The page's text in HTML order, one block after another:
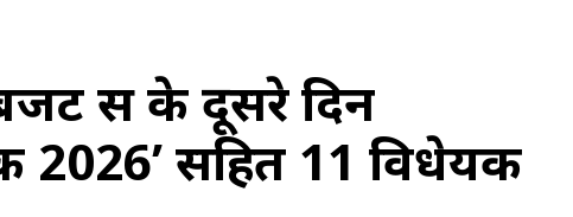
सत्र के दूसरे दिन
2026’ सहित 11 विधेयक